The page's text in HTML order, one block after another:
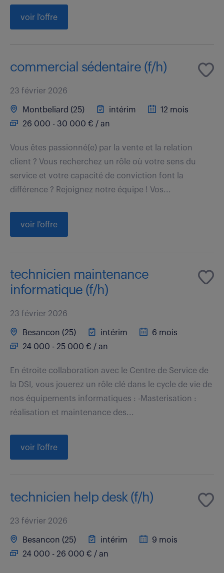
voir l'offre
commercial sédentaire (f/h)
23 février 2026
Montbeliard (25) intérim
12 mois
26 000 - 30 000 € / an
Vous êtes passionné(e) par la vente et la relation
client ? Vous recherchez un rôle où votre sens du
service et votre capacité de conviction font la
différence ? Rejoignez notre équipe ! Vos...
voir l'offre
technicien maintenance
informatique (f/h)
23 février 2026
Besancon (25) intérim
6 mois
24 000 - 25 000 € / an
En étroite collaboration avec le Centre de Service de
la DSI, vous jouerez un rôle clé dans le cycle de vie de
nos équipements informatiques : -Masterisation :
réalisation et maintenance des...
voir l'offre
technicien help desk (f/h)
23 février 2026
Besancon (25) intérim
9 mois
24 000 - 26 000 € / an